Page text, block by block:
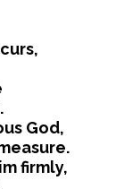
God,
firmly,